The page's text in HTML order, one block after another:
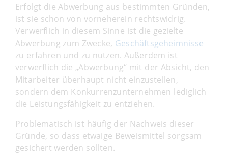
Erfolgt die Abwerbung aus bestimmten Gründen,
ist sie schon von vorneherein rechtswidrig.
Verwerflich in diesem Sinne ist die gezielte
Abwerbung zum Zwecke, Geschäftsgeheimnisse
zu erfahren und zu nutzen. Außerdem ist
verwerflich die „Abwerbung“ mit der Absicht, den
Mitarbeiter überhaupt nicht einzustellen,
sondern dem Konkurrenzunternehmen lediglich
die Leistungsfähigkeit zu entziehen.
Problematisch ist häufig der Nachweis dieser
Gründe, so dass etwaige Beweismittel sorgsam
gesichert werden sollten.